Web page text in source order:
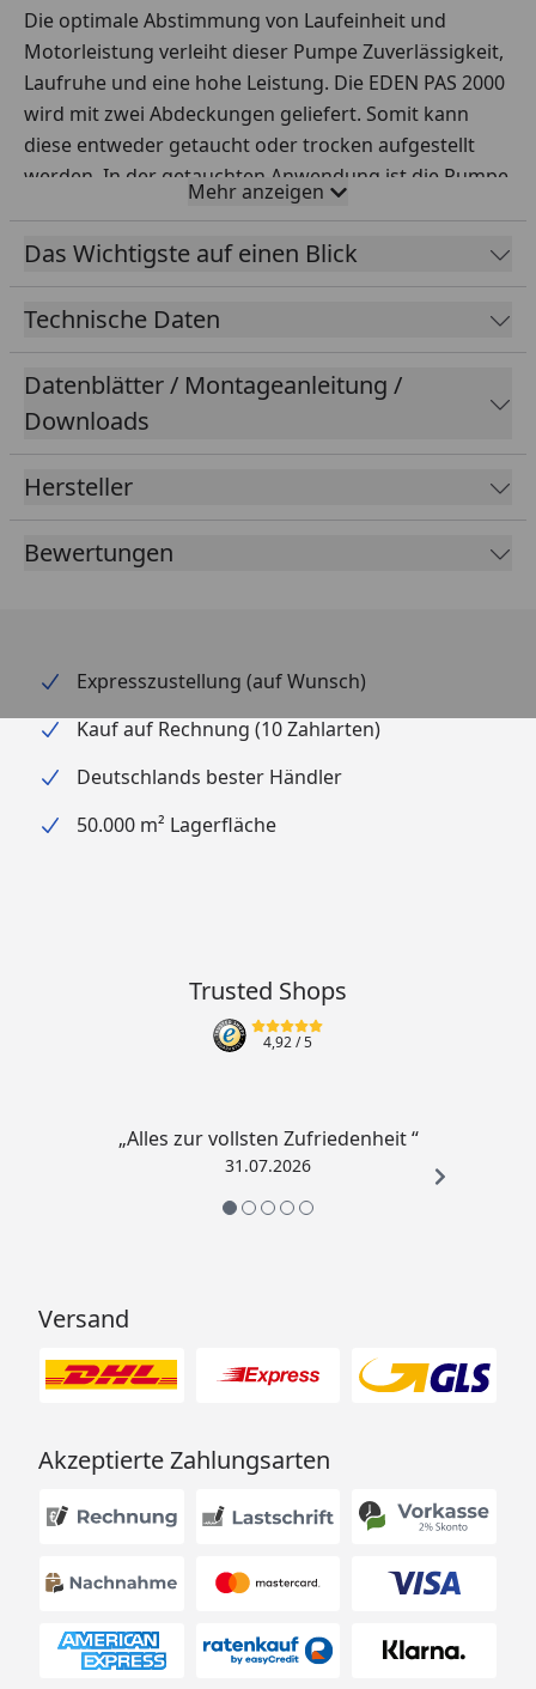
Die optimale Abstimmung von Laufeinheit und
Motorleistung verleiht dieser Pumpe Zuverlässigkeit,
Laufruhe und eine hohe Leistung. Die EDEN PAS 2000
wird mit zwei Abdeckungen geliefert. Somit kann
diese entweder getaucht oder trocken aufgestellt
werden. In der getauchten Anwendung ist die Pumpe
mit einer geschützten Ansaugöffnung ausgestattet,
die grobe Schmutzpartikel abfängt. Diese Pumpe
verfügt über einen speziellen
sorgt das Kammsystem der Abdeckung für die
Reinigung des Ansaugbetriebs von Kalk- und
Algenrückständen. Die Durchflussmenge lässt sich
durch einen integrierten Regler simpel justieren.
Dank der standardisierten Anschlüsse können die
meisten marktüblichen Schläuche einfach
angeschlossen werden.
Mehr anzeigen
Das Wichtigste auf einen Blick
Technische Daten
Datenblätter / Montageanleitung /
Downloads
Hersteller
Bewertungen
Expresszustellung (auf Wunsch)
Kauf auf Rechnung (10 Zahlarten)
Deutschlands bester Händler
50.000 m² Lagerfläche
Trusted Shops
4,92/ 5
„Alles zur vollsten Zufriedenheit “
31.07.2026
Versand
Akzeptierte Zahlungsarten